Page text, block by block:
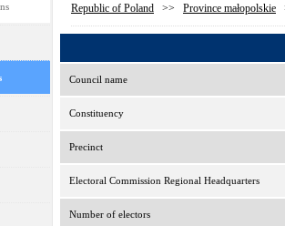
Republic of Poland >> Province małopolskie
Council name
Constituency
Precinct
Electoral Commission Regional Headquarters
Number of electors